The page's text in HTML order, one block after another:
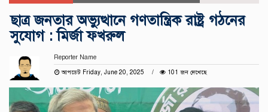
ছাত্র জনতার অভ্যুত্থানে গণতান্ত্রিক রাষ্ট্র গঠনের
সুযোগ : মির্জা ফখরুল
Reporter Name
আপডেট Friday, June 20, 2025
101 জন দেখেছে